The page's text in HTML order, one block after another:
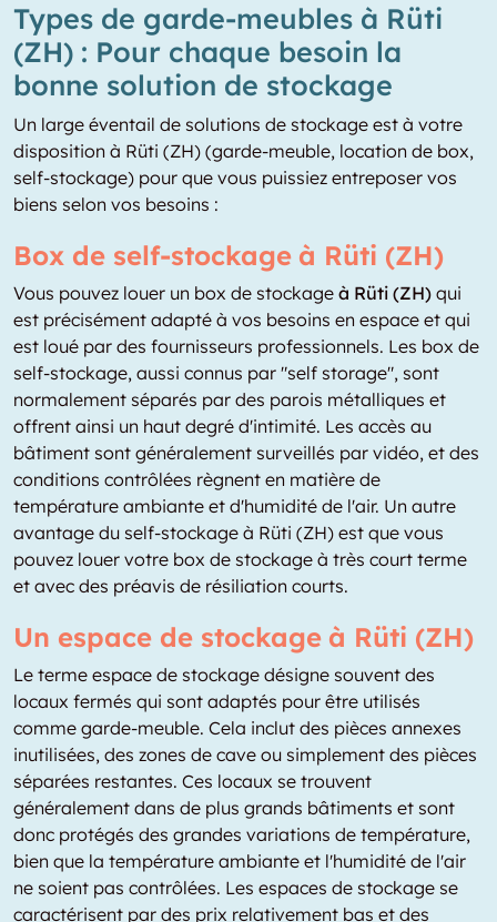
Types de garde-meubles à Rüti
(ZH) : Pour chaque besoin la
bonne solution de stockage
Un large éventail de solutions de stockage est à votre
disposition à Rüti (ZH) (garde-meuble, location de box,
self-stockage) pour que vous puissiez entreposer vos
biens selon vos besoins :
Box de self-stockage à Rüti (ZH)
Vous pouvez louer un box de stockage à Rüti (ZH) qui
est précisément adapté à vos besoins en espace et qui
est loué par des fournisseurs professionnels. Les box de
self-stockage, aussi connus par "self storage", sont
normalement séparés par des parois métalliques et
offrent ainsi un haut degré d'intimité. Les accès au
bâtiment sont généralement surveillés par vidéo, et des
conditions contrôlées règnent en matière de
température ambiante et d'humidité de l'air. Un autre
avantage du self-stockage à Rüti (ZH) est que vous
pouvez louer votre box de stockage à très court terme
et avec des préavis de résiliation courts.
Un espace de stockage à Rüti (ZH)
Le terme espace de stockage désigne souvent des
locaux fermés qui sont adaptés pour être utilisés
comme garde-meuble. Cela inclut des pièces annexes
inutilisées, des zones de cave ou simplement des pièces
séparées restantes. Ces locaux se trouvent
généralement dans de plus grands bâtiments et sont
donc protégés des grandes variations de température,
bien que la température ambiante et l'humidité de l'air
ne soient pas contrôlées. Les espaces de stockage se
caractérisent par des prix relativement bas et des